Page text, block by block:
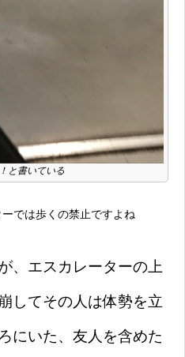
と書いている
では歩くの禁止ですよね
、エスカレーターの上
してその人は体勢を立
にいた、友人を含めた